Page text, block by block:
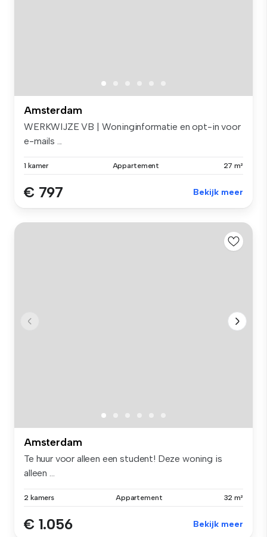
Amsterdam
WERKWIJZE VB | Woninginformatie en opt-in voor
e-mails ...
1 kamer Appartement 27 m²
€ 797 Bekijk meer
Amsterdam
Te huur voor alleen een student! Deze woning is
alleen ...
2 kamers Appartement 32 m²
€ 1.056 Bekijk meer